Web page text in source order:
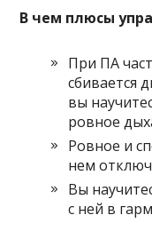
В чем плюсы
При ПА
сбивается
вы
ровное
Ровное и
нем
Вы
с ней в